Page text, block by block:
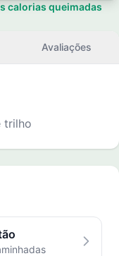
calorias queimadas
Avaliações
trilho